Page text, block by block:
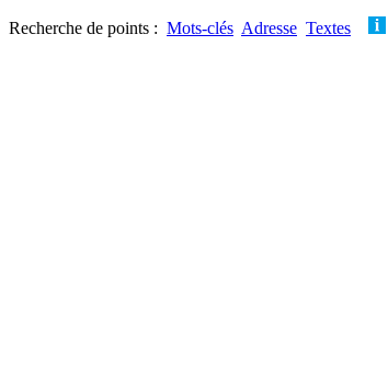
Recherche de points : Mots-clés Adresse Textes